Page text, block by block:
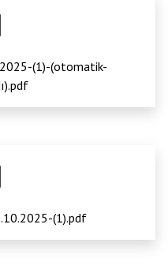
(1)-(otomatik-
(1).pdf